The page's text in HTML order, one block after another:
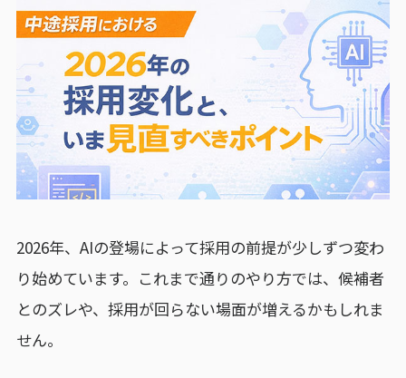
2026年、AIの登場によって採用の前提が少しずつ変わ
り始めています。これまで通りのやり方では、候補者
とのズレや、採用が回らない場面が増えるかもしれま
せん。